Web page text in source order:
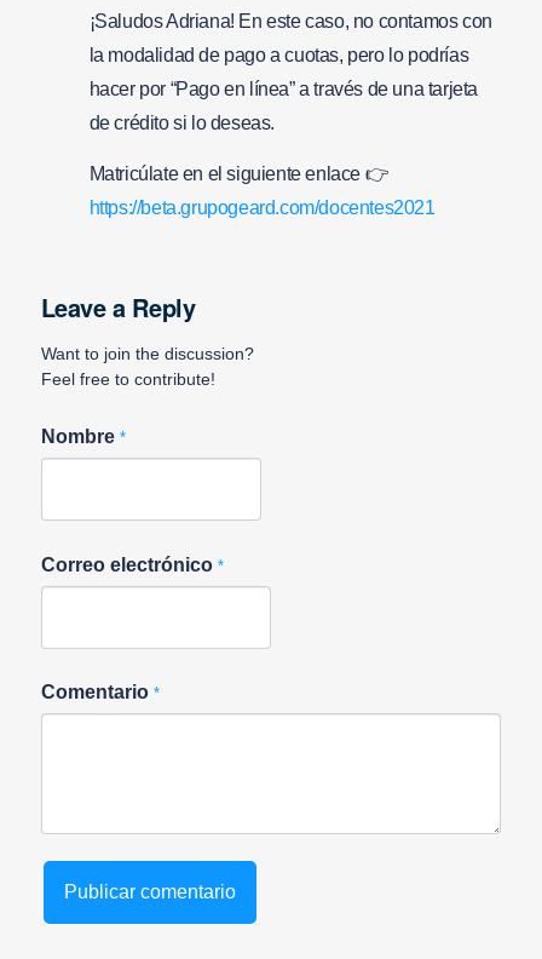
¡Saludos Adriana! En este caso, no contamos con
la modalidad de pago a cuotas, pero lo podrías
hacer por “Pago en línea” a través de una tarjeta
de crédito si lo deseas.
Matricúlate en el siguiente enlace 👉
https://beta.grupogeard.com/docentes2021
Leave a Reply
Want to join the discussion?
Feel free to contribute!
Nombre *
Correo electrónico *
Comentario *